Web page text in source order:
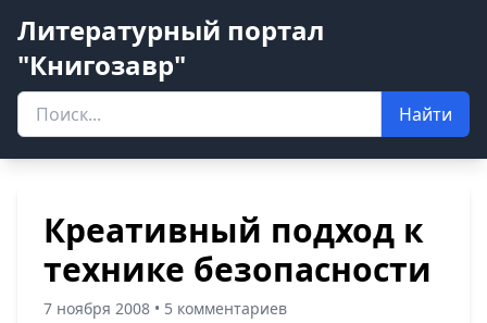
Литературный портал
"Книгозавр"
Найти
Креативный подход к
технике безопасности
7 ноября 2008 • 5 комментариев